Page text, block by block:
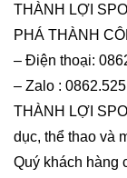
THÀNH LỢI
PHÁ THÀNH
– Điện thoại:
– Zalo :
THÀNH LỢI
dục, thể thao và
Quý khách hàng